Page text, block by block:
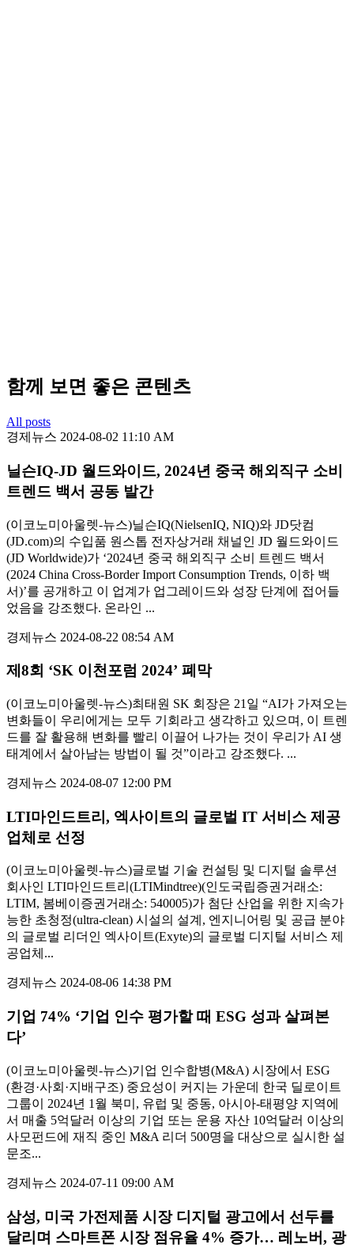
함께 보면 좋은 콘텐츠
All posts
경제뉴스 2024-08-02 11:10 AM
닐슨IQ-JD 월드와이드, 2024년 중국 해외직구 소비
트렌드 백서 공동 발간
(이코노미아울렛-뉴스)닐슨IQ(NielsenIQ, NIQ)와 JD닷컴
(JD.com)의 수입품 원스톱 전자상거래 채널인 JD 월드와이드
(JD Worldwide)가 ‘2024년 중국 해외직구 소비 트렌드 백서
(2024 China Cross-Border Import Consumption Trends, 이하 백
서)’를 공개하고 이 업계가 업그레이드와 성장 단계에 접어들
었음을 강조했다. 온라인 ...
경제뉴스 2024-08-22 08:54 AM
제8회 ‘SK 이천포럼 2024’ 폐막
(이코노미아울렛-뉴스)최태원 SK 회장은 21일 “AI가 가져오는
변화들이 우리에게는 모두 기회라고 생각하고 있으며, 이 트렌
드를 잘 활용해 변화를 빨리 이끌어 나가는 것이 우리가 AI 생
태계에서 살아남는 방법이 될 것”이라고 강조했다. ...
경제뉴스 2024-08-07 12:00 PM
LTI마인드트리, 엑사이트의 글로벌 IT 서비스 제공
업체로 선정
(이코노미아울렛-뉴스)글로벌 기술 컨설팅 및 디지털 솔루션
회사인 LTI마인드트리(LTIMindtree)(인도국립증권거래소:
LTIM, 봄베이증권거래소: 540005)가 첨단 산업을 위한 지속가
능한 초청정(ultra-clean) 시설의 설계, 엔지니어링 및 공급 분야
의 글로벌 리더인 엑사이트(Exyte)의 글로벌 디지털 서비스 제
공업체...
경제뉴스 2024-08-06 14:38 PM
기업 74% ‘기업 인수 평가할 때 ESG 성과 살펴본
다’
(이코노미아울렛-뉴스)기업 인수합병(M&A) 시장에서 ESG
(환경·사회·지배구조) 중요성이 커지는 가운데 한국 딜로이트
그룹이 2024년 1월 북미, 유럽 및 중동, 아시아-태평양 지역에
서 매출 5억달러 이상의 기업 또는 운용 자산 10억달러 이상의
사모펀드에 재직 중인 M&A 리더 500명을 대상으로 실시한 설
문조...
경제뉴스 2024-07-11 09:00 AM
삼성, 미국 가전제품 시장 디지털 광고에서 선두를
달리며 스마트폰 시장 점유율 4% 증가… 레노버, 광